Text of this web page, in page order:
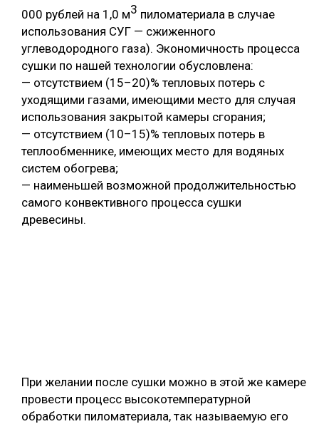
000 рублей на 1,0 м3 пиломатериала в случае
использования СУГ — сжиженного
углеводородного газа). Экономичность процесса
сушки по нашей технологии обусловлена:
— отсутствием (15–20)% тепловых потерь с
уходящими газами, имеющими место для случая
использования закрытой камеры сгорания;
— отсутствием (10–15)% тепловых потерь в
теплообменнике, имеющих место для водяных
систем обогрева;
— наименьшей возможной продолжительностью
самого конвективного процесса сушки
древесины.
При желании после сушки можно в этой же камере
провести процесс высокотемпературной
обработки пиломатериала, так называемую его